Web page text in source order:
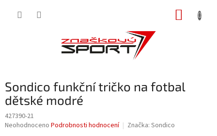
Sondico funkční tričko na fotbal
dětské modré
427390-21
Průměrné
Neohodnoceno Podrobnosti hodnocení Značka: Sondico